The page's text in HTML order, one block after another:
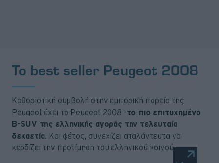
Το best seller Peugeot 2008
Καθοριστική συμβολή στην εμπορική πορεία της
Peugeot έχει το Peugeot 2008 -το πιο επιτυχημένο
B-SUV της ελληνικής αγοράς την τελευταία
δεκαετία. Και φέτος, συνεχίζει αταλάντευτα να
κερδίζει την προτίμηση του ελληνικού κοινού.